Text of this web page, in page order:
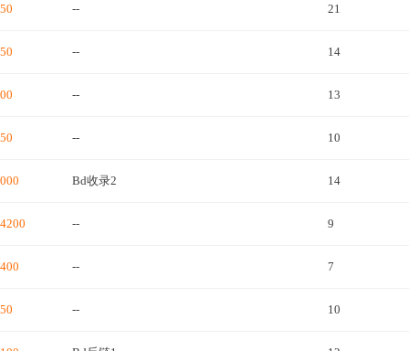
-- 21
-- 14
-- 13
-- 10
Bd收录2 14
-- 9
-- 7
-- 10